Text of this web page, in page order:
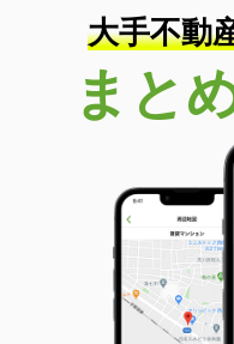
土地面積
大手不動
まと